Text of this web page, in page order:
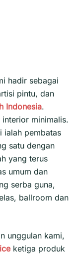
hadir sebagai
pintu, dan
Indonesia.
minimalis.
ialah pembatas
satu dengan
yang terus
umum dan
serba guna,
ballroom dan
unggulan kami,
ketiga produk